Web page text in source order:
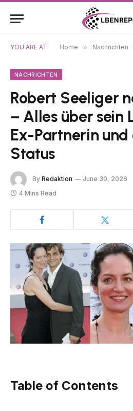
YOU ARE AT: Home » Nachrichten
NACHRICHTEN
Robert Seeliger
– Alles über sein
Ex-Partnerin
Status
By Redaktion June 30, 2026
4 Mins Read
Table of Contents